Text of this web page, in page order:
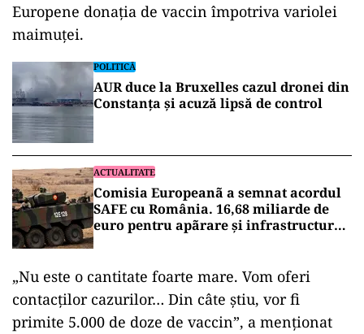
Europene donaţia de vaccin împotriva variolei
maimuţei.
POLITICĂ
AUR duce la Bruxelles cazul dronei din
Constanța și acuză lipsă de control
ACTUALITATE
Comisia Europeanã a semnat acordul
SAFE cu România. 16,68 miliarde de
euro pentru apãrare și infrastructurã
„Nu este o cantitate foarte mare. Vom oferi
contacţilor cazurilor… Din câte ştiu, vor fi
primite 5.000 de doze de vaccin”, a menţionat